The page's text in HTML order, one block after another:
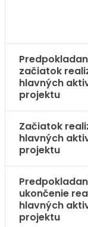
začiatok
hlavných
projektu
Začiatok
hlavných
projektu
ukončenie
hlavných
projektu